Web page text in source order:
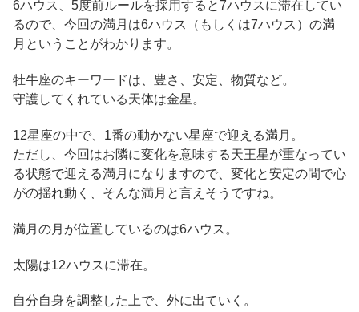
6ハウス、5度前ルールを採用すると7ハウスに滞在してい
るので、今回の満月は6ハウス（もしくは7ハウス）の満
月ということがわかります。
牡牛座のキーワードは、豊さ、安定、物質など。
守護してくれている天体は金星。
12星座の中で、1番の動かない星座で迎える満月。
ただし、今回はお隣に変化を意味する天王星が重なってい
る状態で迎える満月になりますので、変化と安定の間で心
がの揺れ動く、そんな満月と言えそうですね。
満月の月が位置しているのは6ハウス。
太陽は12ハウスに滞在。
自分自身を調整した上で、外に出ていく。